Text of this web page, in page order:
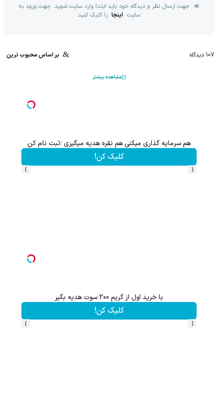
جهت ارسال نظر و دیدگاه خود باید ابتدا وارد سایت شوید. جهت ورود به
سایت اینجا را کلیک کنید
107 دیدگاه بر اساس محبوب ترین
مشاهده بیشتر
هم سرمایه گذاری میکنی هم نقره هدیه میگیری ؛ثبت نام کن
کلیک کن!
‹
›
با خرید اول از گریم 200 سوت هدیه بگیر
کلیک کن!
‹
›